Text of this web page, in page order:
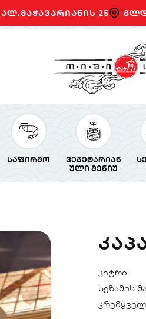
25
საფირმო
ვეგეტარიან
ული მენიუ
კიტრი
სეზამის